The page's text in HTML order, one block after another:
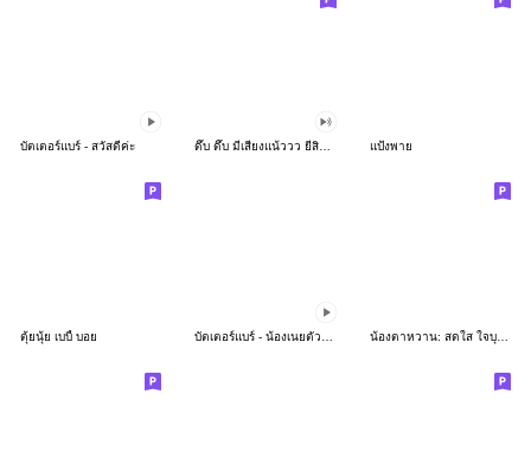
บัตเตอร์แบร์ - สวัสดีค่ะ แป้งพาย
ตุ้ยนุ้ย เบบี้ บอย น้องตาหวาน: สดใส ใจบุญ (สีพาสเทล)